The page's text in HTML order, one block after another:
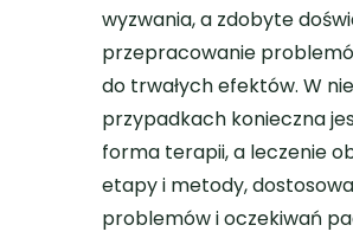
wyzwania, a zdobyte
przepracowanie
do trwałych efektów. W
przypadkach konieczna
forma terapii, a leczenie
etapy i metody,
problemów i oczekiwań